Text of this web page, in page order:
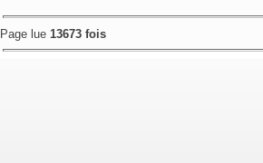
Page lue 13673 fois